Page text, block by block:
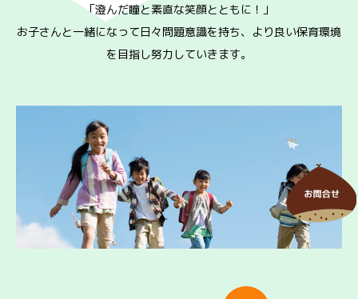
「澄んだ瞳と素直な笑顔とともに！」
お子さんと一緒になって日々問題意識を持ち、より良い保育環境
を目指し努力していきます。